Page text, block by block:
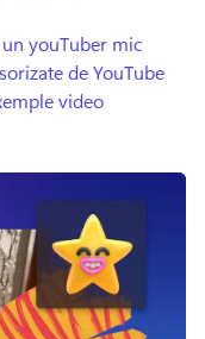
youTuber mic
de YouTube
video